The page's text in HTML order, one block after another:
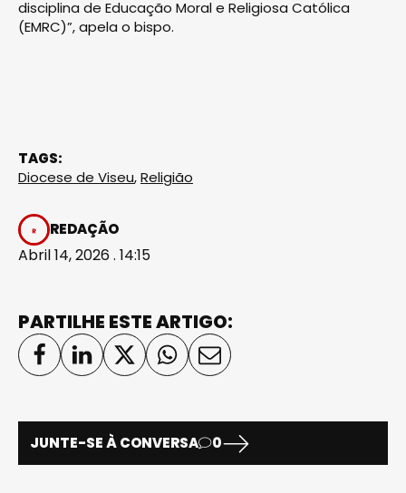
disciplina de Educação Moral e Religiosa Católica
(EMRC)”, apela o bispo.
TAGS:
Diocese de Viseu,Religião
REDAÇÃO
Abril 14, 2026 . 14:15
PARTILHE ESTE ARTIGO:
JUNTE-SE À CONVERSA 0